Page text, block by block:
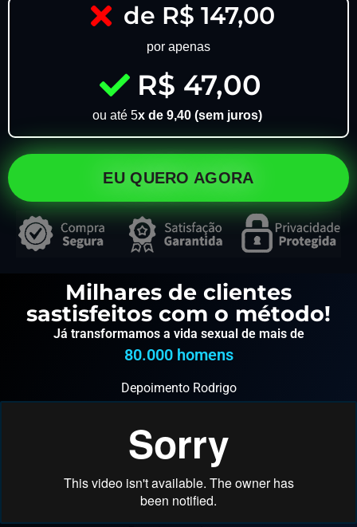
de R$ 147,00
por apenas
R$ 47,00
ou até 5x de 9,40 (sem juros)
EU QUERO AGORA
Milhares de clientes
sastisfeitos com o método!
Já transformamos a vida sexual de mais de
80.000 homens
Depoimento Rodrigo